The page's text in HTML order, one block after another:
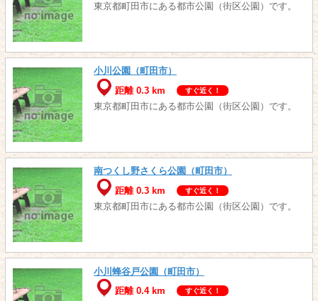
東京都町田市にある都市公園（街区公園）です。
小川公園（町田市）
距離 0.3 km
すぐ近く！
東京都町田市にある都市公園（街区公園）です。
南つくし野さくら公園（町田市）
距離 0.3 km
すぐ近く！
東京都町田市にある都市公園（街区公園）です。
小川蜂谷戸公園（町田市）
距離 0.4 km
すぐ近く！